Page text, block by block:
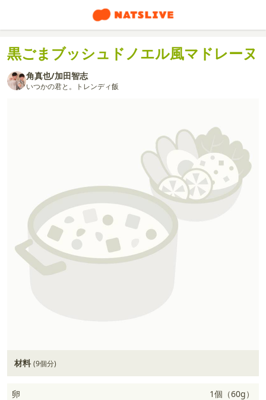
黒ごまブッシュドノエル風マドレーヌ
角真也/加田智志
いつかの君と。トレンディ飯
材料 (9個分)
卵
1個（60g）